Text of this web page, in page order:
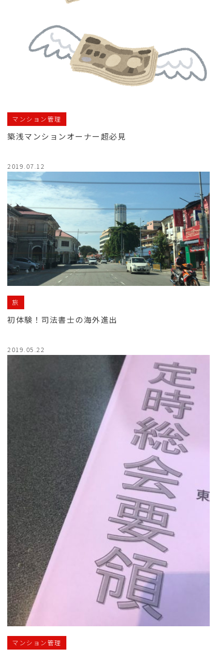
マンション管理
築浅マンションオーナー超必見
2019.07.12
旅
初体験！司法書士の海外進出
2019.05.22
マンション管理